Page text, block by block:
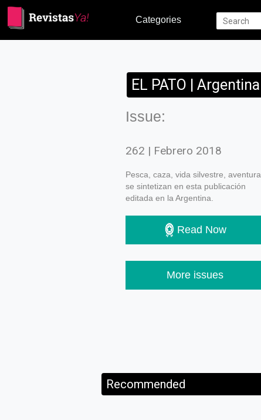
Categories
EL PATO | Argentina
Issue:
262 | Febrero 2018
Pesca, caza, vida silvestre, aventura
se sintetizan en esta publicación
editada en la Argentina.
Read Now
More issues
Recommended